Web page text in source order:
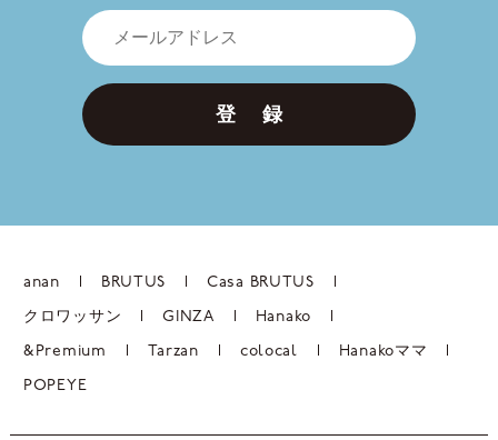
登 録
anan BRUTUS Casa BRUTUS
クロワッサン GINZA Hanako
&Premium Tarzan colocal Hanakoママ
POPEYE